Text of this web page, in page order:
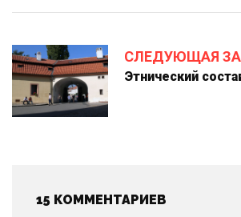
СЛЕДУЮЩАЯ
Этнический
15 КОММЕНТАРИЕВ